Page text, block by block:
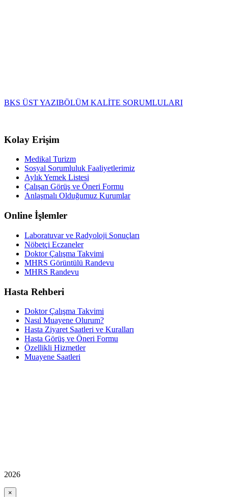
BKS ÜST YAZIBÖLÜM KALİTE SORUMLULARI
Kolay Erişim
Medikal Turizm
Sosyal Sorumluluk Faaliyetlerimiz
Aylık Yemek Listesi
Çalışan Görüş ve Öneri Formu
Anlaşmalı Olduğumuz Kurumlar
Online İşlemler
Laboratuvar ve Radyoloji Sonuçları
Nöbetçi Eczaneler
Doktor Çalışma Takvimi
MHRS Görüntülü Randevu
MHRS Randevu
Hasta Rehberi
Doktor Çalışma Takvimi
Nasıl Muayene Olurum?
Hasta Ziyaret Saatleri ve Kuralları
Hasta Görüş ve Öneri Formu
Özellikli Hizmetler
Muayene Saatleri
2026
×